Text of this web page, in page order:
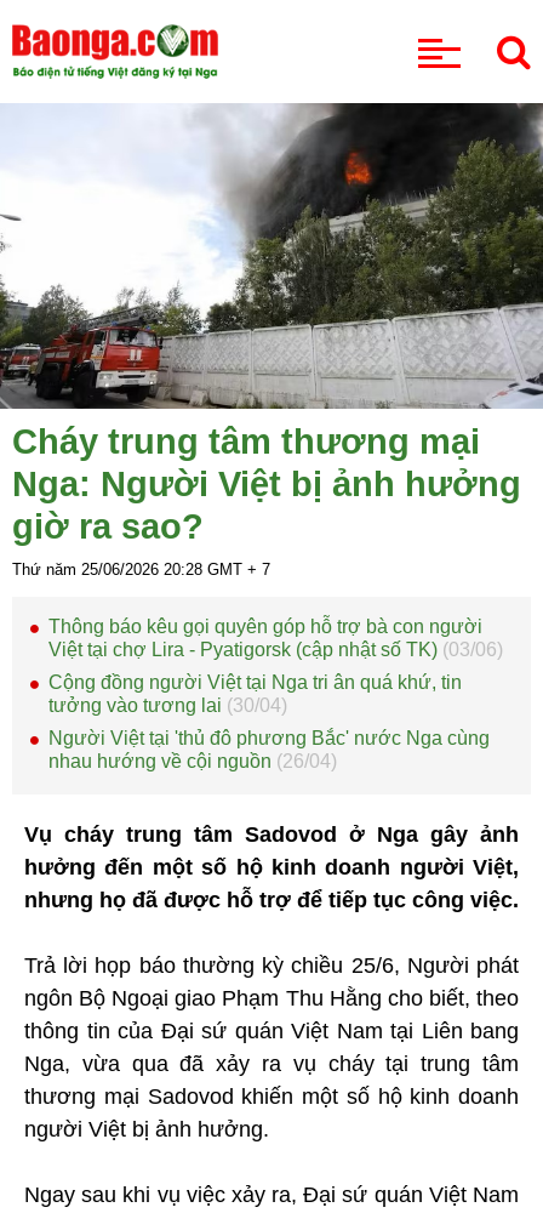
Cháy trung tâm thương mại
Nga: Người Việt bị ảnh hưởng
giờ ra sao?
Thứ năm 25/06/2026 20:28 GMT + 7
Thông báo kêu gọi quyên góp hỗ trợ bà con người
Việt tại chợ Lira - Pyatigorsk (cập nhật số TK) (03/06)
Cộng đồng người Việt tại Nga tri ân quá khứ, tin
tưởng vào tương lai (30/04)
Người Việt tại 'thủ đô phương Bắc' nước Nga cùng
nhau hướng về cội nguồn (26/04)
Vụ cháy trung tâm Sadovod ở Nga gây ảnh
hưởng đến một số hộ kinh doanh người Việt,
nhưng họ đã được hỗ trợ để tiếp tục công việc.
Trả lời họp báo thường kỳ chiều 25/6, Người phát
ngôn Bộ Ngoại giao Phạm Thu Hằng cho biết, theo
thông tin của Đại sứ quán Việt Nam tại Liên bang
Nga, vừa qua đã xảy ra vụ cháy tại trung tâm
thương mại Sadovod khiến một số hộ kinh doanh
người Việt bị ảnh hưởng.
Ngay sau khi vụ việc xảy ra, Đại sứ quán Việt Nam